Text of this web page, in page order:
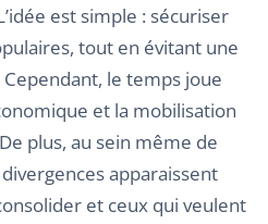
est simple : sécuriser
tout en évitant une
le temps joue
et la mobilisation
plus, au sein même de
divergences apparaissent
et ceux qui veulent